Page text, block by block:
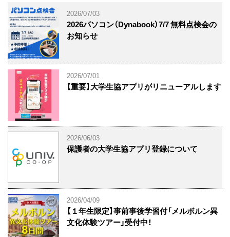
2026/07/03
2026パソコン（Dynabook）7/7 無料点検会の
お知らせ
2026/07/01
【重要】大学生協アプリがリニューアルします
2026/06/03
保護者の大学生協アプリ登録について
2026/04/09
【１年生限定】事前事後学習付「メルボルン異
文化体験ツアー」受付中！